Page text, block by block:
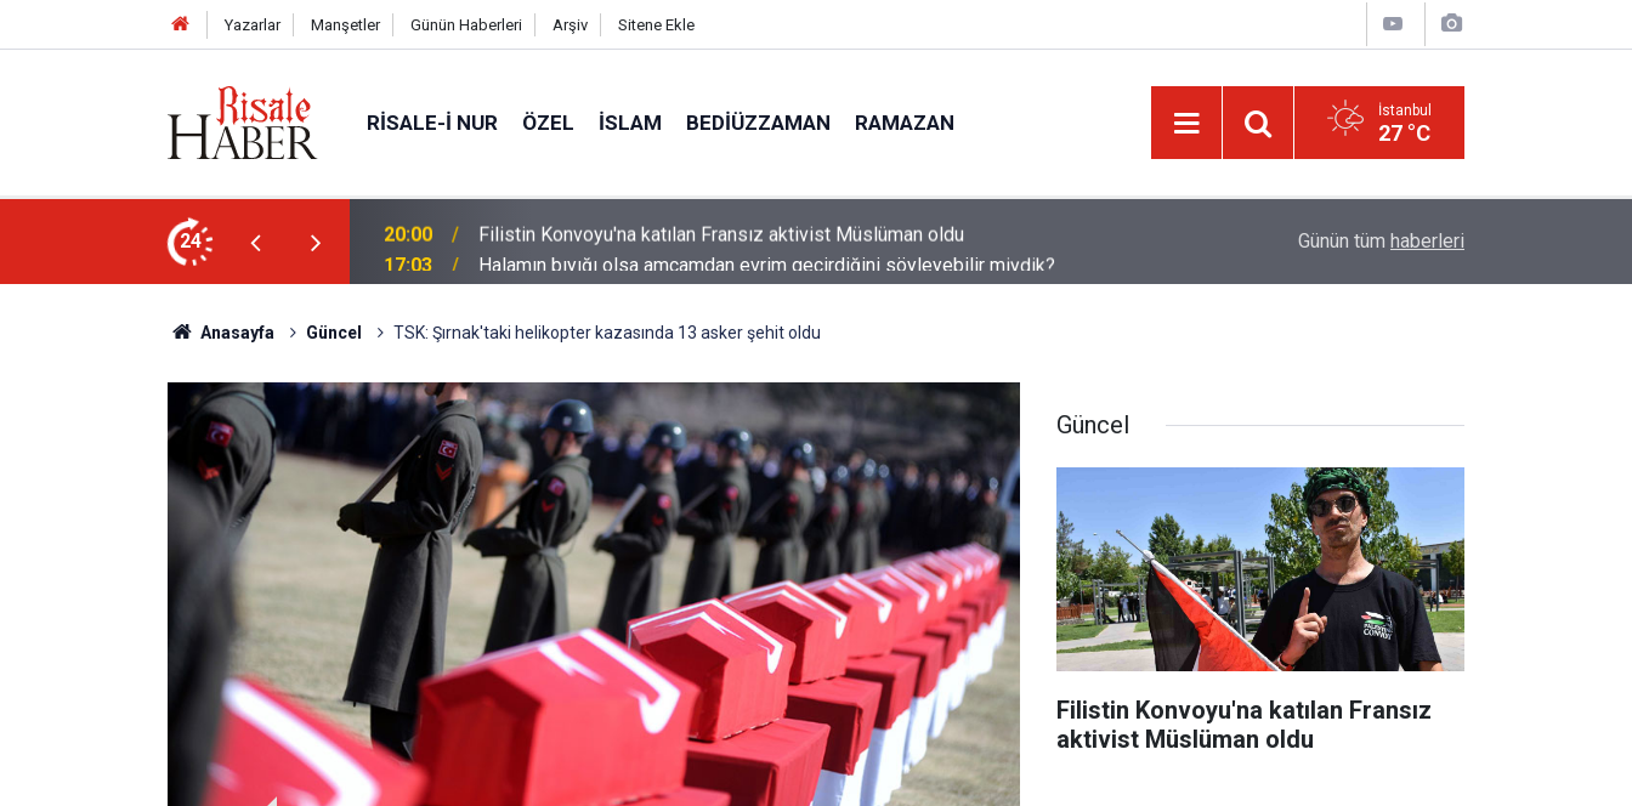
Yazarlar Manşetler Günün Haberleri Arşiv Sitene Ekle
RISALE-I NUR ÖZEL İSLAM BEDIÜZZAMAN RAMAZAN İstanbul
27 °C
24
aktivist Müslüman oldu 17:03 Halamın bıyığı olsa amcamdan evrim geçirdiğini söyleyebilir miydik? Güneş Tutulması 12 Ağustos'ta: Türkiye'den
Günün tüm haberleri
Anasayfa Güncel TSK: Şırnak'taki helikopter kazasında 13 asker şehit oldu
Güncel
Filistin Konvoyu'na katılan Fransız
aktivist Müslüman oldu